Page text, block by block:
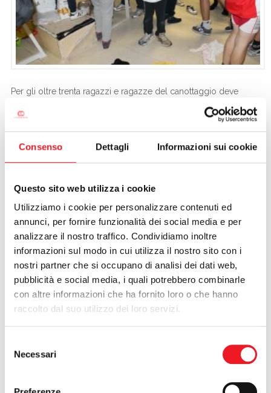
Consenso Dettagli Informazioni sui cookie
Questo sito web utilizza i cookie
Utilizziamo i cookie per personalizzare contenuti ed
annunci, per fornire funzionalità dei social media e per
analizzare il nostro traffico. Condividiamo inoltre
informazioni sul modo in cui utilizza il nostro sito con i
nostri partner che si occupano di analisi dei dati web,
pubblicità e social media, i quali potrebbero combinarle
con altre informazioni che ha fornito loro o che hanno
raccolto dal suo utilizzo dei loro servizi.
delNecessari
Per gli oltre trenta ragazzi e ragazze del canottaggio deve
essere stato uno shock...Marco Penna e Marco Testoni che
distribuiscono fette di pandoro e regali invece che esercizi ai
pesi ed addominali. I remoergometri alzati per lasciare spazio
ad una tavolata imbandita (grazie al contributo dei genitori dei
sudore e fatica la giornata è inutile, quindi la prima tappa è una
per evitare che lo sbalzo termico infastidisca i notri atleti, i due
allenatori chiedono loro di spogliarsi (solo la presenza delle
ragazze ha evitato il nudo integrale) e formare una montagna
con gli abiti. Dopo una vigorosa mescolata ecco l'ordine di
rivestirsi. I risultati sono tutt'altro che banali, come dimostra la
foto qui accanto.